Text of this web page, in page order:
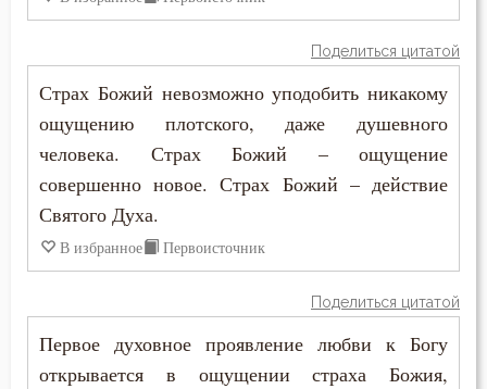
Благоговение
Благодарность
Благодать
Ближний
Бог
Григорий Богослов
Димитрий Ростовский
Ерм
Ефрем Сирин
Зосима Палестинский
Илия Екдик
Поделиться цитатой
Страх Божий невозможно уподобить никакому
ощущению плотского, даже душевного
человека. Страх Божий – ощущение
совершенно новое. Страх Божий – действие
Святого Духа.
В избранное Первоисточник
Поделиться цитатой
Первое духовное проявление любви к Богу
открывается в ощущении страха Божия,